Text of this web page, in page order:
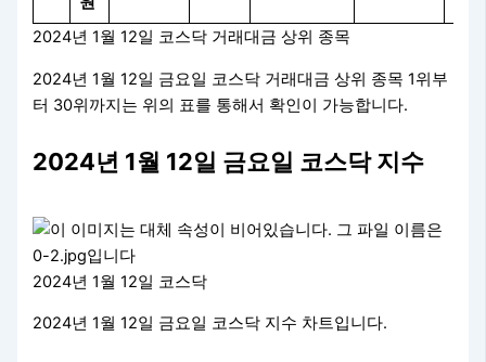
2024년 1월 12일 코스닥 거래대금 상위 종목
2024년 1월 12일 금요일 코스닥 거래대금 상위 종목 1위부
터 30위까지는 위의 표를 통해서 확인이 가능합니다.
2024년 1월 12일 금요일 코스닥 지수
2024년 1월 12일 코스닥
2024년 1월 12일 금요일 코스닥 지수 차트입니다.